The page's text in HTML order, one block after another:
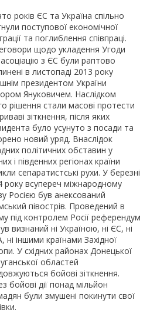
років ЄС та Україна спільно
поступової економічної
та поглиблення співпраці.
щодо укладення Угоди
з ЄС були раптово
в листопаді 2013 року
президентом України
Януковичем. Наслідком
рішення стали масові протести
зіткнення, після яких
було усунуто з посади та
новий уряд. Внаслідок
політичних обставин у
і південних регіонах країни
сепаратистські рухи. У березні
року всупереч міжнародному
Росією був анексований
півострів. Проведений в
під контролем Росії референдум
визнаний ні Україною, ні ЄС, ні
іншими країнами Західної
У східних районах Донецької
областей
бойові зіткнення.
бойові дії понад мільйон
були змушені покинути свої